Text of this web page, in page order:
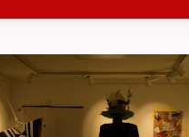
„BÜHNENSPRUNG“
RASTATT